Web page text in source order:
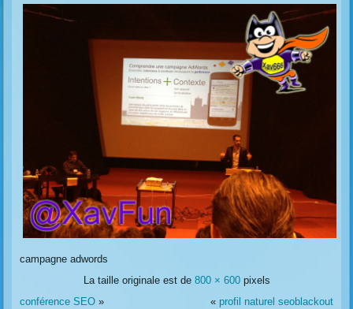
campagne adwords
La taille originale est de 800 × 600pixels
conférence SEO » « profil naturel seoblackout